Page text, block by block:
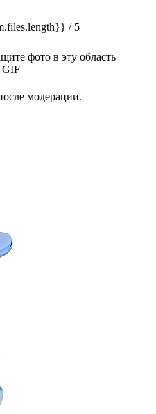
/ 5
фото в эту область
GIF
модерации.